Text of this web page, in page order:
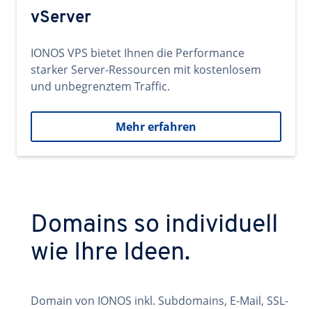
vServer
IONOS VPS bietet Ihnen die Performance
starker Server-Ressourcen mit kostenlosem
und unbegrenztem Traffic.
Mehr erfahren
Domains so individuell
wie Ihre Ideen.
Domain von IONOS inkl. Subdomains, E-Mail, SSL-